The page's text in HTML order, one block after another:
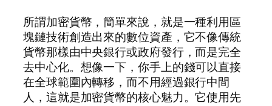
所謂加密貨幣，簡單來說，就是一種利用區
塊鏈技術創造出來的數位資產，它不像傳統
貨幣那樣由中央銀行或政府發行，而是完全
去中心化。想像一下，你手上的錢可以直接
在全球範圍內轉移，而不用經過銀行中間
人，這就是加密貨幣的核心魅力。它使用先